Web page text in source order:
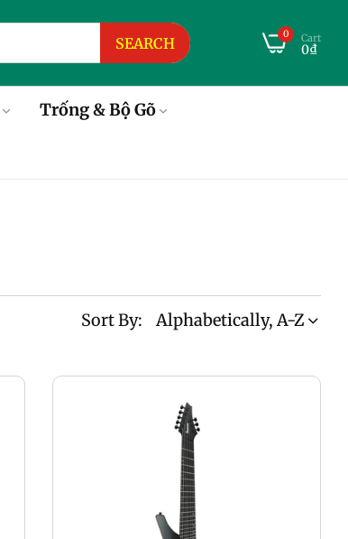
SEARCH Cart
0₫
0
Trống & Bộ Gõ
Sort By: Alphabetically, A-Z